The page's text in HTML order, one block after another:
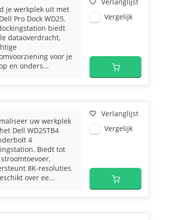
je werkplek uit met
Pro Dock WD25.
biedt
dataoverdracht,
voor je
en onders...
Vergelijk
uw werkplek
Dell WD25TB4
4
Biedt tot
8K-resoluties
over ee...
Verlanglijst
Vergelijk